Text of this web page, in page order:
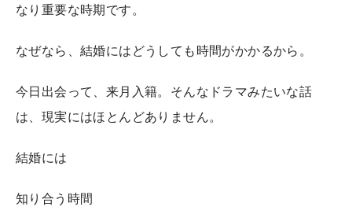
なり重要な時期です。
なぜなら、結婚にはどうしても時間がかかるから。
今日出会って、来月入籍。そんなドラマみたいな話
は、現実にはほとんどありません。
結婚には
知り合う時間